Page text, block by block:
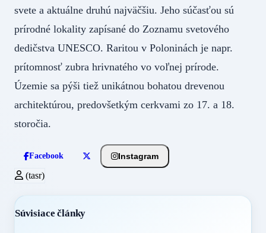
svete a aktuálne druhú najväčšiu. Jeho súčasťou sú
prírodné lokality zapísané do Zoznamu svetového
dedičstva UNESCO. Raritou v Poloninách je napr.
prítomnosť zubra hrivnatého vo voľnej prírode.
Územie sa pýši tiež unikátnou bohatou drevenou
architektúrou, predovšetkým cerkvami zo 17. a 18.
storočia.
Facebook Instagram
(tasr)
Súvisiace články